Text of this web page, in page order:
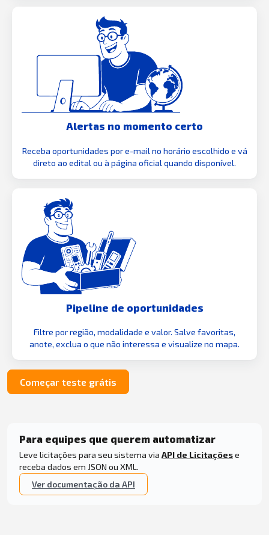
Alertas no momento certo
Receba oportunidades por e-mail no horário escolhido e vá
direto ao edital ou à página oficial quando disponível.
Pipeline de oportunidades
Filtre por região, modalidade e valor. Salve favoritas,
anote, exclua o que não interessa e visualize no mapa.
Começar teste grátis
Para equipes que querem automatizar
Leve licitações para seu sistema via API de Licitaçõese
receba dados em JSON ou XML.
Ver documentação da API